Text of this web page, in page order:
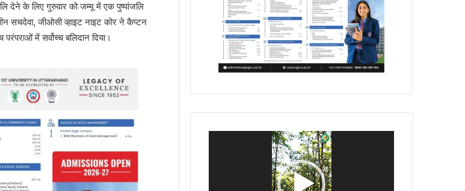
देने के लिए गुरुवार को जम्मू में एक पुष्पांजलि
सचदेवा, जीओसी व्हाइट नाइट कोर ने कैप्टन
में सर्वोच्च बलिदान दिया।